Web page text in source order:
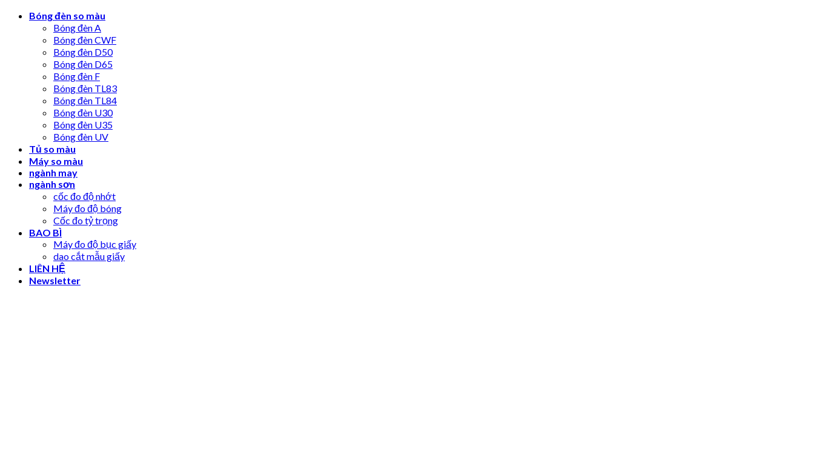
Skip
Bóng đèn so màu
Bóng đèn A
Bóng đèn CWF
Bóng đèn D50
Bóng đèn D65
Bóng đèn F
Bóng đèn TL83
Bóng đèn TL84
Bóng đèn U30
Bóng đèn U35
Bóng đèn UV
Tủ so màu
Máy so màu
ngành may
ngành sơn
cốc đo độ nhớt
Máy đo độ bóng
Cốc đo tỷ trọng
BAO BÌ
Máy đo độ bục giấy
dao cắt mẫu giấy
LIÊN HỆ
Newsletter